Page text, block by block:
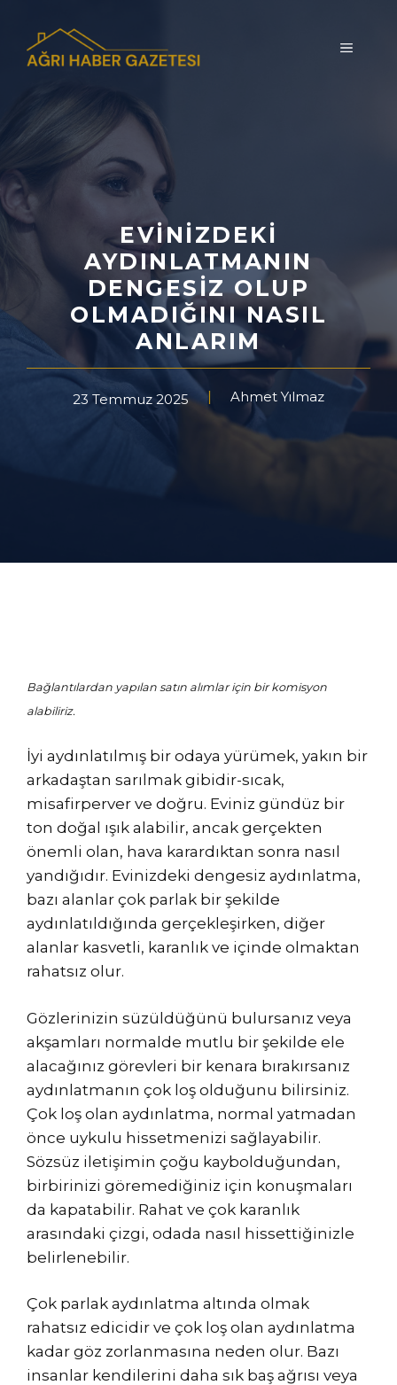
MENÜ
EVINIZDEKI
AYDINLATMANIN
DENGESIZ OLUP
OLMADIĞINI NASIL
ANLARIM
23 Temmuz 2025 Ahmet Yılmaz
Bağlantılardan yapılan satın alımlar için bir komisyon
alabiliriz.
İyi aydınlatılmış bir odaya yürümek, yakın bir
arkadaştan sarılmak gibidir-sıcak,
misafirperver ve doğru. Eviniz gündüz bir
ton doğal ışık alabilir, ancak gerçekten
önemli olan, hava karardıktan sonra nasıl
yandığıdır. Evinizdeki dengesiz aydınlatma,
bazı alanlar çok parlak bir şekilde
aydınlatıldığında gerçekleşirken, diğer
alanlar kasvetli, karanlık ve içinde olmaktan
rahatsız olur.
Gözlerinizin süzüldüğünü bulursanız veya
akşamları normalde mutlu bir şekilde ele
alacağınız görevleri bir kenara bırakırsanız
aydınlatmanın çok loş olduğunu bilirsiniz.
Çok loş olan aydınlatma, normal yatmadan
önce uykulu hissetmenizi sağlayabilir.
Sözsüz iletişimin çoğu kaybolduğundan,
birbirinizi göremediğiniz için konuşmaları
da kapatabilir. Rahat ve çok karanlık
arasındaki çizgi, odada nasıl hissettiğinizle
belirlenebilir.
Çok parlak aydınlatma altında olmak
rahatsız edicidir ve çok loş olan aydınlatma
kadar göz zorlanmasına neden olur. Bazı
insanlar kendilerini daha sık baş ağrısı veya